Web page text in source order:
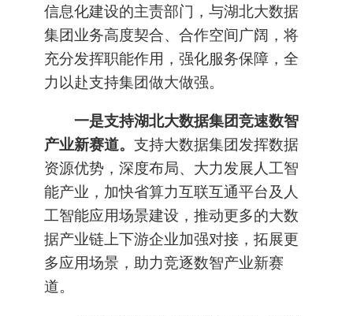
信息化建设的主责部门，与湖北大数据
集团业务高度契合、合作空间广阔，将
充分发挥职能作用，强化服务保障，全
力以赴支持集团做大做强。
一是支持湖北大数据集团竞速数智
产业新赛道。 支持大数据集团发挥数据
资源优势，深度布局、大力发展人工智
能产业，加快省算力互联互通平台及人
工智能应用场景建设，推动更多的大数
据产业链上下游企业加强对接，拓展更
多应用场景，助力竞逐数智产业新赛
道。